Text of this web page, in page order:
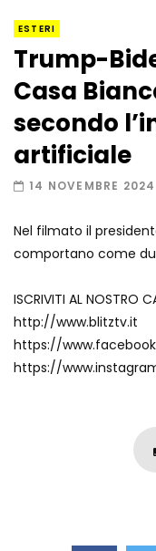
Due
ESTERI
Trump-
Casa
secondo
artificiale
14 NOVEMBRE 2024
Nel filmato il
comportano come
ISCRIVITI AL NOSTRO
http://www.blitztv.it
https://
https://